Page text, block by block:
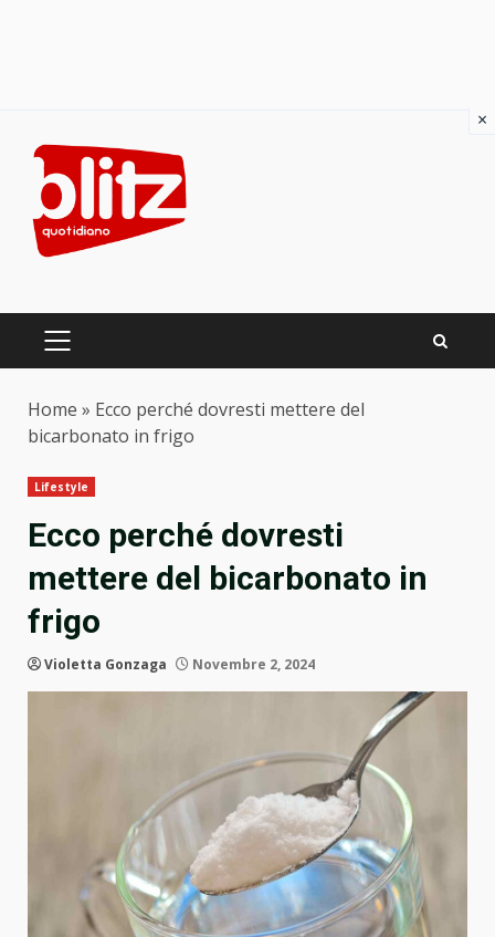
content
PRIMARY
Home » Ecco perché dovresti mettere del
bicarbonato in frigo
Lifestyle
Ecco perché dovresti
mettere del bicarbonato in
frigo
Violetta Gonzaga Novembre 2, 2024
×